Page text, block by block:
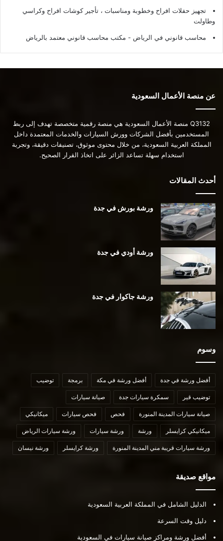
تجهيز حفلات افراح وخطوبة ومناسبات ، تأجير كوشات افراح وكراسي
وطاولت
محاسب قانوني في الرياض - مكتب محاسب قانوني معتمد بالرياض
عن منصة الأعمال السعودية
Q3132 منصة الأعمال السعودية هي منصة رقمية متخصصة تهدف إلى ربط
المستخدمين بأفضل الشركات وورش السيارات والخدمات المعتمدة داخل
المملكة العربية السعودية، من خلال محتوى موثوق، تصنيفات دقيقة، وتجربة
استخدام سهلة تساعد الزائر على اتخاذ القرار الصحيح.
أحدث المقالات
ورشة بورش في جدة
ورشة أودي في جدة
ورشة جاكوار في جدة
وسوم
أفضل ورشة في جدة أفضل ورشة في مكة برمجة توضيب
توضيب قير سمكرة سيارات جدة صيانة سيارات
صيانة سيارات المدينة المنورة فحص فحص سيارات ميكانيكي
ميكانيكي كرايسلر ورشة ورشة سيارات ورشة سيارات الرياض
ورشة سيارات قريبة مني المدينة المنورة ورشة كرايسلر ورشة نيسان
مواقع صديقة
الدليل الشامل في المملكة العربية السعودية
دليل وقت السرعة
أفضل ورشة ومراكز صيانة سيارات في السعودية